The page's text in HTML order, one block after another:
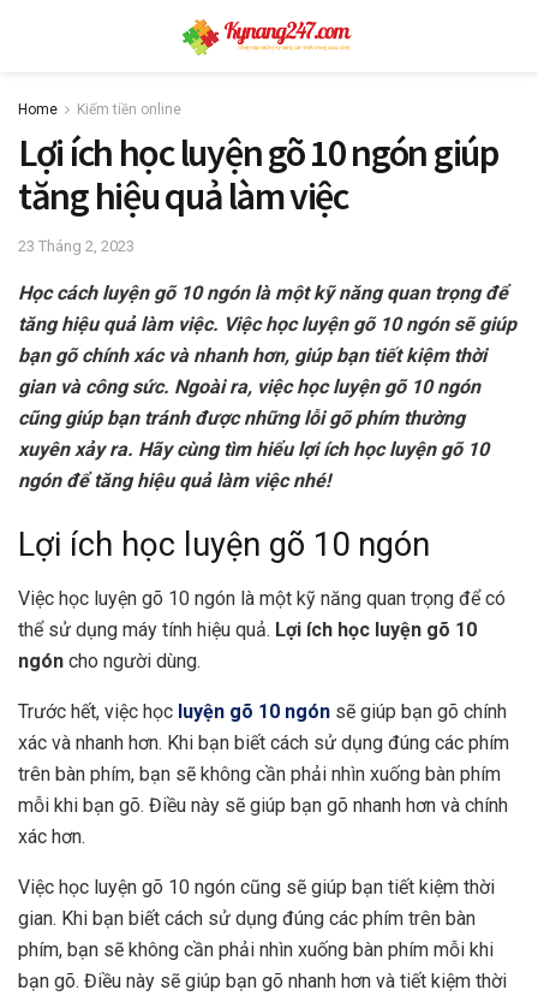
Home Kiếm tiền online
Lợi ích học luyện gõ 10 ngón giúp
tăng hiệu quả làm việc
23 Tháng 2, 2023
Học cách luyện gõ 10 ngón là một kỹ năng quan trọng để
tăng hiệu quả làm việc. Việc học luyện gõ 10 ngón sẽ giúp
bạn gõ chính xác và nhanh hơn, giúp bạn tiết kiệm thời
gian và công sức. Ngoài ra, việc học luyện gõ 10 ngón
cũng giúp bạn tránh được những lỗi gõ phím thường
xuyên xảy ra. Hãy cùng tìm hiểu lợi ích học luyện gõ 10
ngón để tăng hiệu quả làm việc nhé!
Lợi ích học luyện gõ 10 ngón
Việc học luyện gõ 10 ngón là một kỹ năng quan trọng để có
thể sử dụng máy tính hiệu quả. Lợi ích học luyện gõ 10
ngón cho người dùng.
Trước hết, việc học luyện gõ 10 ngón sẽ giúp bạn gõ chính
xác và nhanh hơn. Khi bạn biết cách sử dụng đúng các phím
trên bàn phím, bạn sẽ không cần phải nhìn xuống bàn phím
mỗi khi bạn gõ. Điều này sẽ giúp bạn gõ nhanh hơn và chính
xác hơn.
Việc học luyện gõ 10 ngón cũng sẽ giúp bạn tiết kiệm thời
gian. Khi bạn biết cách sử dụng đúng các phím trên bàn
phím, bạn sẽ không cần phải nhìn xuống bàn phím mỗi khi
bạn gõ. Điều này sẽ giúp bạn gõ nhanh hơn và tiết kiệm thời